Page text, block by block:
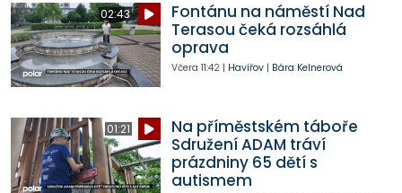
02:43
Fontánu na náměstí Nad
Terasou čeká rozsáhlá
oprava
Včera 11:42| Havířov| Bára Kelnerová
01:21
Na příměstském táboře
Sdružení ADAM tráví
prázdniny 65 dětí s
autismem